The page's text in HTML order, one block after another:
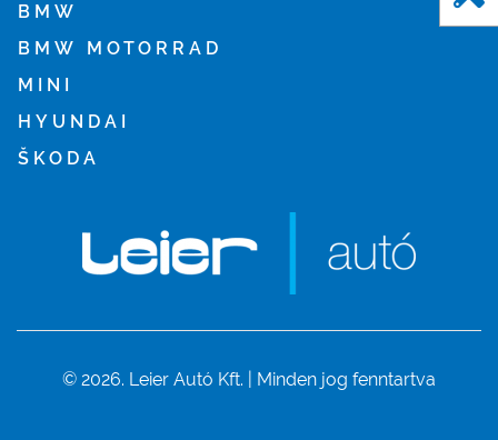
BMW
BMW MOTORRAD
MINI
HYUNDAI
ŠKODA
© 2026. Leier Autó Kft. | Minden jog fenntartva